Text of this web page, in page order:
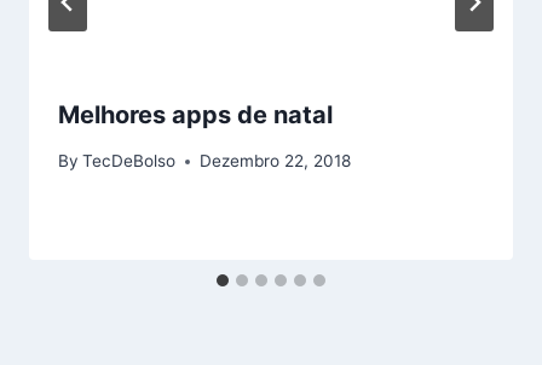
Melhores apps de natal
By TecDeBolso Dezembro 22, 2018